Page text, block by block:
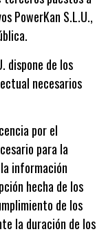
PowerKan S.L.U.,
dispone de los
necesarios
por el
para la
información
hecha de los
de los
la duración de los